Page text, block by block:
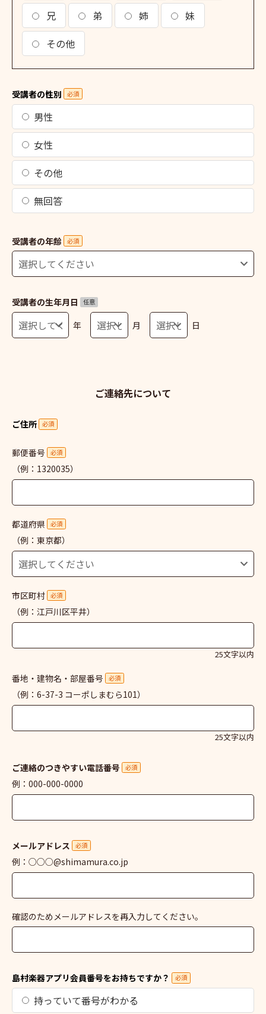
兄
弟 姉
妹
その他
受講者の性別 必須
男性
女性
その他
無回答
受講者の年齢 必須
受講者の生年月日 任意
年 月 日
ご連絡先について
ご住所 必須
郵便番号 必須
（例：1320035）
都道府県 必須
（例：東京都）
市区町村 必須
（例：江戸川区平井）
25文字以内
番地・建物名・部屋番号 必須
（例：6-37-3 コーポしまむら101）
25文字以内
ご連絡のつきやすい電話番号 必須
例：000-000-0000
メールアドレス 必須
例：○○○@shimamura.co.jp
確認のためメールアドレスを再入力してください。
島村楽器アプリ会員番号をお持ちですか？ 必須
持っていて番号がわかる